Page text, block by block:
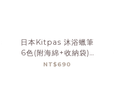
日本Kitpas 沐浴蠟筆
6色(附海綿+收納袋)-
黃色海綿
NT$690